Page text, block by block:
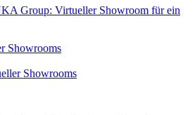
Group: Virtueller Showroom für ein
Showrooms
Showrooms